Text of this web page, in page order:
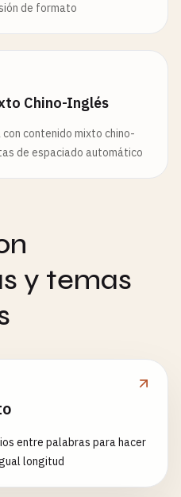
de formato
Chino-Inglés
contenido mixto chino-
de espaciado automático
y temas
entre palabras para hacer
longitud